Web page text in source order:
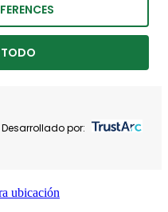
Desarrollado por:
ubicación